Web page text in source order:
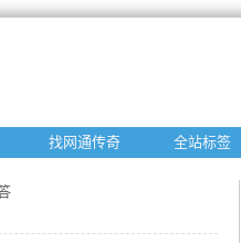
找网通传奇 全站标签